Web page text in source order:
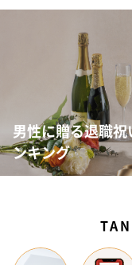
男性に贈る退職
ンキング